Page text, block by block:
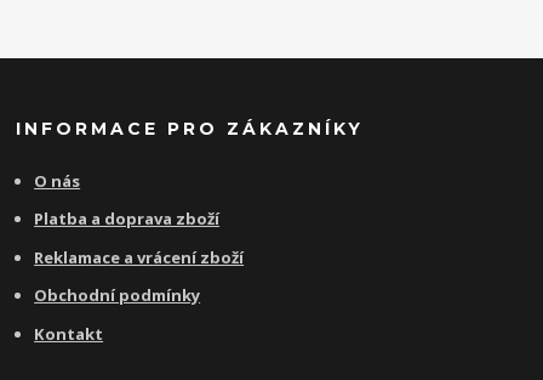
INFORMACE PRO ZÁKAZNÍKY
O nás
Platba a doprava zboží
Reklamace a vrácení zboží
Obchodní podmínky
Kontakt